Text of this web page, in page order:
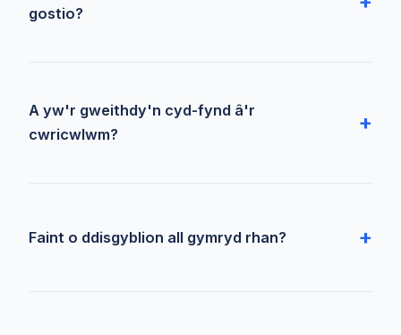
gostio?
A yw'r gweithdy'n cyd-fynd â'r
cwricwlwm?
Faint o ddisgyblion all gymryd rhan?